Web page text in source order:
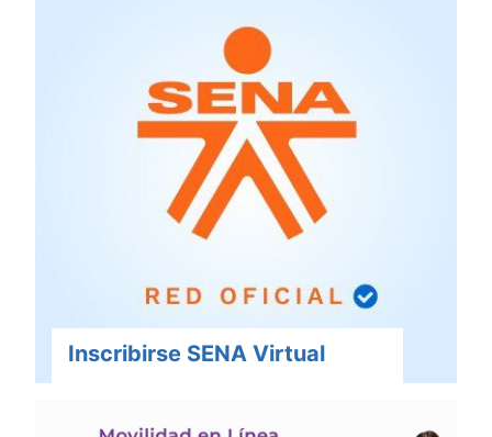
Inscribirse SENA Virtual